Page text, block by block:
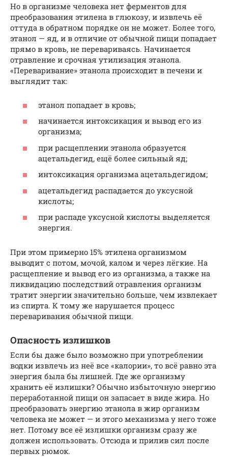
Но в организме человека нет ферментов для
преобразования этилена в глюкозу, и извлечь её
оттуда в обратном порядке он не может. Более того,
этанол — яд, и в отличие от обычной пищи попадает
прямо в кровь, не перевариваясь. Начинается
отравление и срочная утилизация этанола.
«Переваривание» этанола происходит в печени и
выглядит так:
этанол попадает в кровь;
начинается интоксикация и вывод его из
организма;
при расщеплении этанола образуется
ацетальдегид, ещё более сильный яд;
интоксикация организма ацетальдегидом;
ацетальдегид распадается до уксусной
кислоты;
при распаде уксусной кислоты выделяется
энергия.
При этом примерно 15% этилена организмом
выводит с потом, мочой, калом и через лёгкие. На
расщепление и вывод его из организма, а также на
ликвидацию последствий отравления организм
тратит энергии значительно больше, чем извлекает
из спирта. К тому же нарушается процесс
переваривания обычной пищи.
Опасность излишков
Если бы даже было возможно при употреблении
водки извлечь из неё все «калории», то всё равно эта
энергия была бы лишней. Где же организму
хранить её излишки? Обычно избыточную энергию
переработанной пищи он запасает в виде жира. Но
преобразовать энергию этанола в жир организм
человека не может — и этого механизма у него тоже
нет. Потому все её излишки организм сразу же
должен использовать. Отсюда и прилив сил после
первых рюмок.